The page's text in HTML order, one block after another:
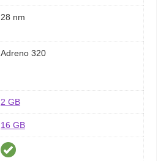
28 nm
Adreno 320
2 GB
16 GB